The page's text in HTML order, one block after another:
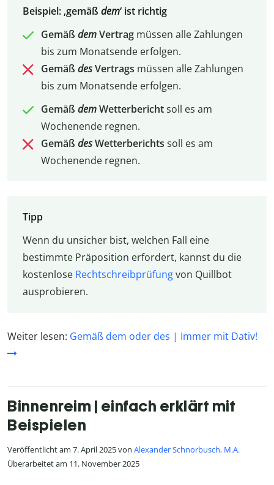
Beispiel: ‚gemäß dem‘ ist richtig
Gemäß demVertragmüssen alle Zahlungen
bis zum Monatsende erfolgen.
Gemäß desVertrags müssen alle Zahlungen
bis zum Monatsende erfolgen.
Gemäß demWetterberichtsoll es am
Wochenende regnen.
Gemäß desWetterberichts soll es am
Wochenende regnen.
Tipp
Wenn du unsicher bist, welchen Fall eine
bestimmte Präposition erfordert, kannst du die
kostenlose Rechtschreibprüfungvon Quillbot
ausprobieren.
Weiter lesen: Gemäß dem oder des | Immer mit Dativ!
Binnenreim | einfach erklärt mit
Beispielen
Veröffentlicht am 7. April 2025 von Alexander Schnorbusch, M.A.
Überarbeitet am 11. November 2025